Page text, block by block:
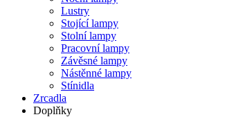
Lustry
Stojící lampy
Stolní lampy
Pracovní lampy
Závěsné lampy
Nástěnné lampy
Stínidla
Zrcadla
Doplňky